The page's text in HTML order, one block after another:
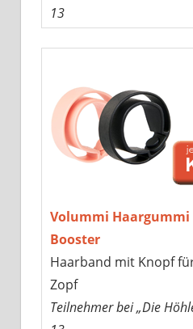
13
Volummi
Booster
Haarband mit Knopf
Zopf
Teilnehmer bei „Die